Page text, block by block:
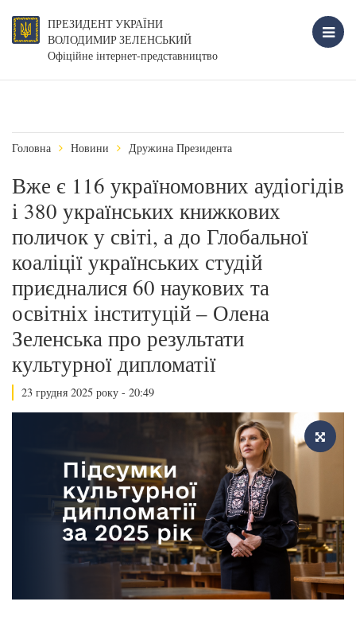
ПРЕЗИДЕНТ УКРАЇНИ
ВОЛОДИМИР ЗЕЛЕНСЬКИЙ
Офіційне інтернет-представництво
Головна Новини Дружина Президента
Вже є 116 україномовних аудіогідів
і 380 українських книжкових
поличок у світі, а до Глобальної
коаліції українських студій
приєдналися 60 наукових та
освітніх інституцій – Олена
Зеленська про результати
культурної дипломатії
23 грудня 2025 року - 20:49